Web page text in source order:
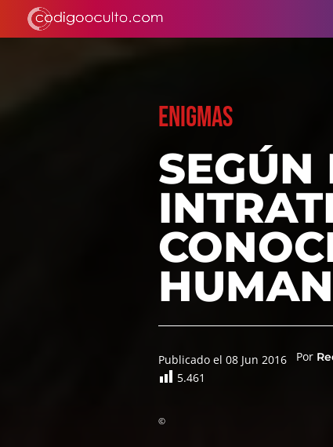
ENIGMAS
SEGÚN
Publicado el 08 Jun 2016 Por
5.461
©